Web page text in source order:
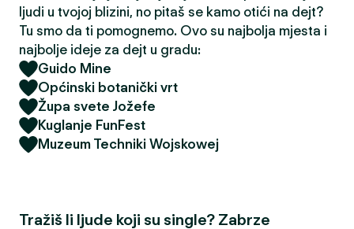
ljudi u tvojoj blizini, no pitaš se kamo otići na dejt?
Tu smo da ti pomognemo. Ovo su najbolja mjesta i
najbolje ideje za dejt u gradu:
Guido Mine
Općinski botanički vrt
Župa svete Jožefe
Kuglanje FunFest
Muzeum Techniki Wojskowej
Tražiš li ljude koji su single? Zabrze